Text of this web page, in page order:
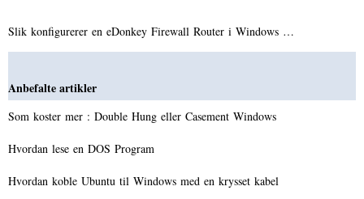
Slik konfigurerer en eDonkey Firewall Router i Windows …
Anbefalte artikler
Som koster mer : Double Hung eller Casement Windows
Hvordan lese en DOS Program
Hvordan koble Ubuntu til Windows med en krysset kabel